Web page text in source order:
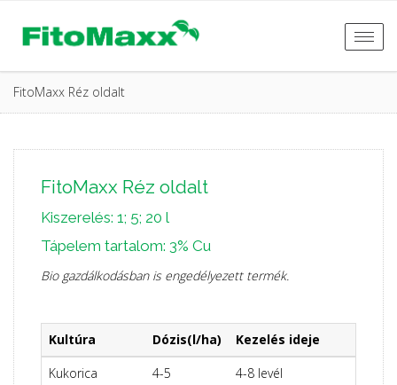
FitoMaxx Réz oldalt
FitoMaxx Réz oldalt
Kiszerelés: 1; 5; 20 l
Tápelem tartalom: 3% Cu
Bio gazdálkodásban is engedélyezett termék.
Kultúra Dózis(l/ha)
Kezelés ideje
Kukorica
4-5
4-8 levél